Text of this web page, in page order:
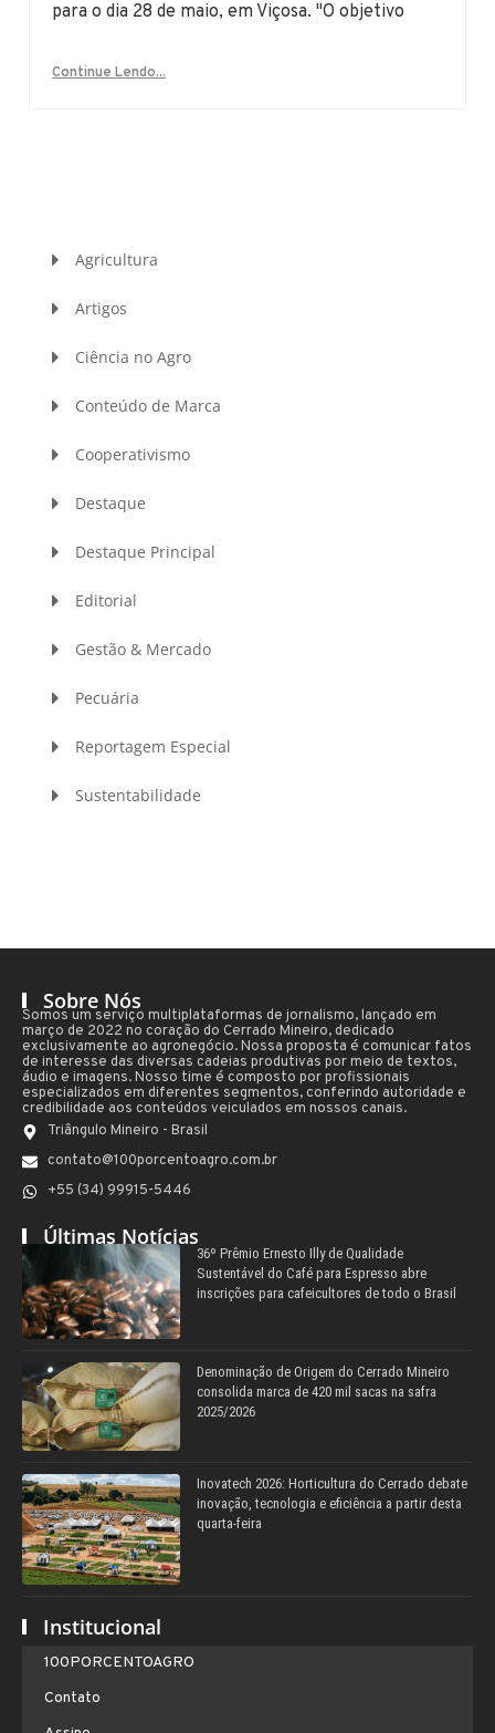
para o dia 28 de maio, em Viçosa. "O objetivo
Continue Lendo...
Agricultura
Artigos
Ciência no Agro
Conteúdo de Marca
Cooperativismo
Destaque
Destaque Principal
Editorial
Gestão & Mercado
Pecuária
Reportagem Especial
Sustentabilidade
Sobre Nós
Somos um serviço multiplataformas de jornalismo, lançado em
março de 2022 no coração do Cerrado Mineiro, dedicado
exclusivamente ao agronegócio. Nossa proposta é comunicar fatos
de interesse das diversas cadeias produtivas por meio de textos,
áudio e imagens. Nosso time é composto por profissionais
especializados em diferentes segmentos, conferindo autoridade e
credibilidade aos conteúdos veiculados em nossos canais.
Triângulo Mineiro - Brasil
contato@100porcentoagro.com.br
+55 (34) 99915-5446
Últimas Notícias
36º Prêmio Ernesto Illy de Qualidade
Sustentável do Café para Espresso abre
inscrições para cafeicultores de todo o Brasil
Denominação de Origem do Cerrado Mineiro
consolida marca de 420 mil sacas na safra
2025/2026
Inovatech 2026: Horticultura do Cerrado debate
inovação, tecnologia e eficiência a partir desta
quarta-feira
Institucional
100PORCENTOAGRO
Contato